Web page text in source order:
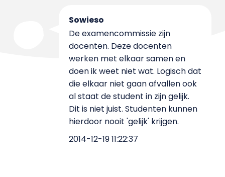
Sowieso
De examencommissie zijn
docenten. Deze docenten
werken met elkaar samen en
doen ik weet niet wat. Logisch dat
die elkaar niet gaan afvallen ook
al staat de student in zijn gelijk.
Dit is niet juist. Studenten kunnen
hierdoor nooit 'gelijk' krijgen.
2014-12-19 11:22:37